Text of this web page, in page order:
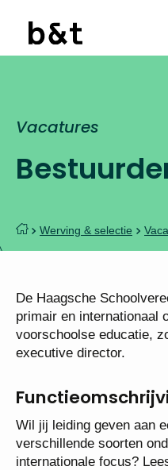
Vacatures
Werving & selectie
De Haagsche
primair en internationaal
voorschoolse educatie,
executive director.
Wil jij leiding geven aan
verschillende soorten
internationale focus?